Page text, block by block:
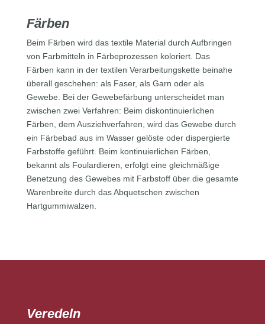
Färben
Beim Färben wird das textile Material durch Aufbringen
von Farbmitteln in Färbeprozessen koloriert. Das
Färben kann in der textilen Verarbeitungskette beinahe
überall geschehen: als Faser, als Garn oder als
Gewebe. Bei der Gewebefärbung unterscheidet man
zwischen zwei Verfahren: Beim diskontinuierlichen
Färben, dem Ausziehverfahren, wird das Gewebe durch
ein Färbebad aus im Wasser gelöste oder dispergierte
Farbstoffe geführt. Beim kontinuierlichen Färben,
bekannt als Foulardieren, erfolgt eine gleichmäßige
Benetzung des Gewebes mit Farbstoff über die gesamte
Warenbreite durch das Abquetschen zwischen
Hartgummiwalzen.
Veredeln